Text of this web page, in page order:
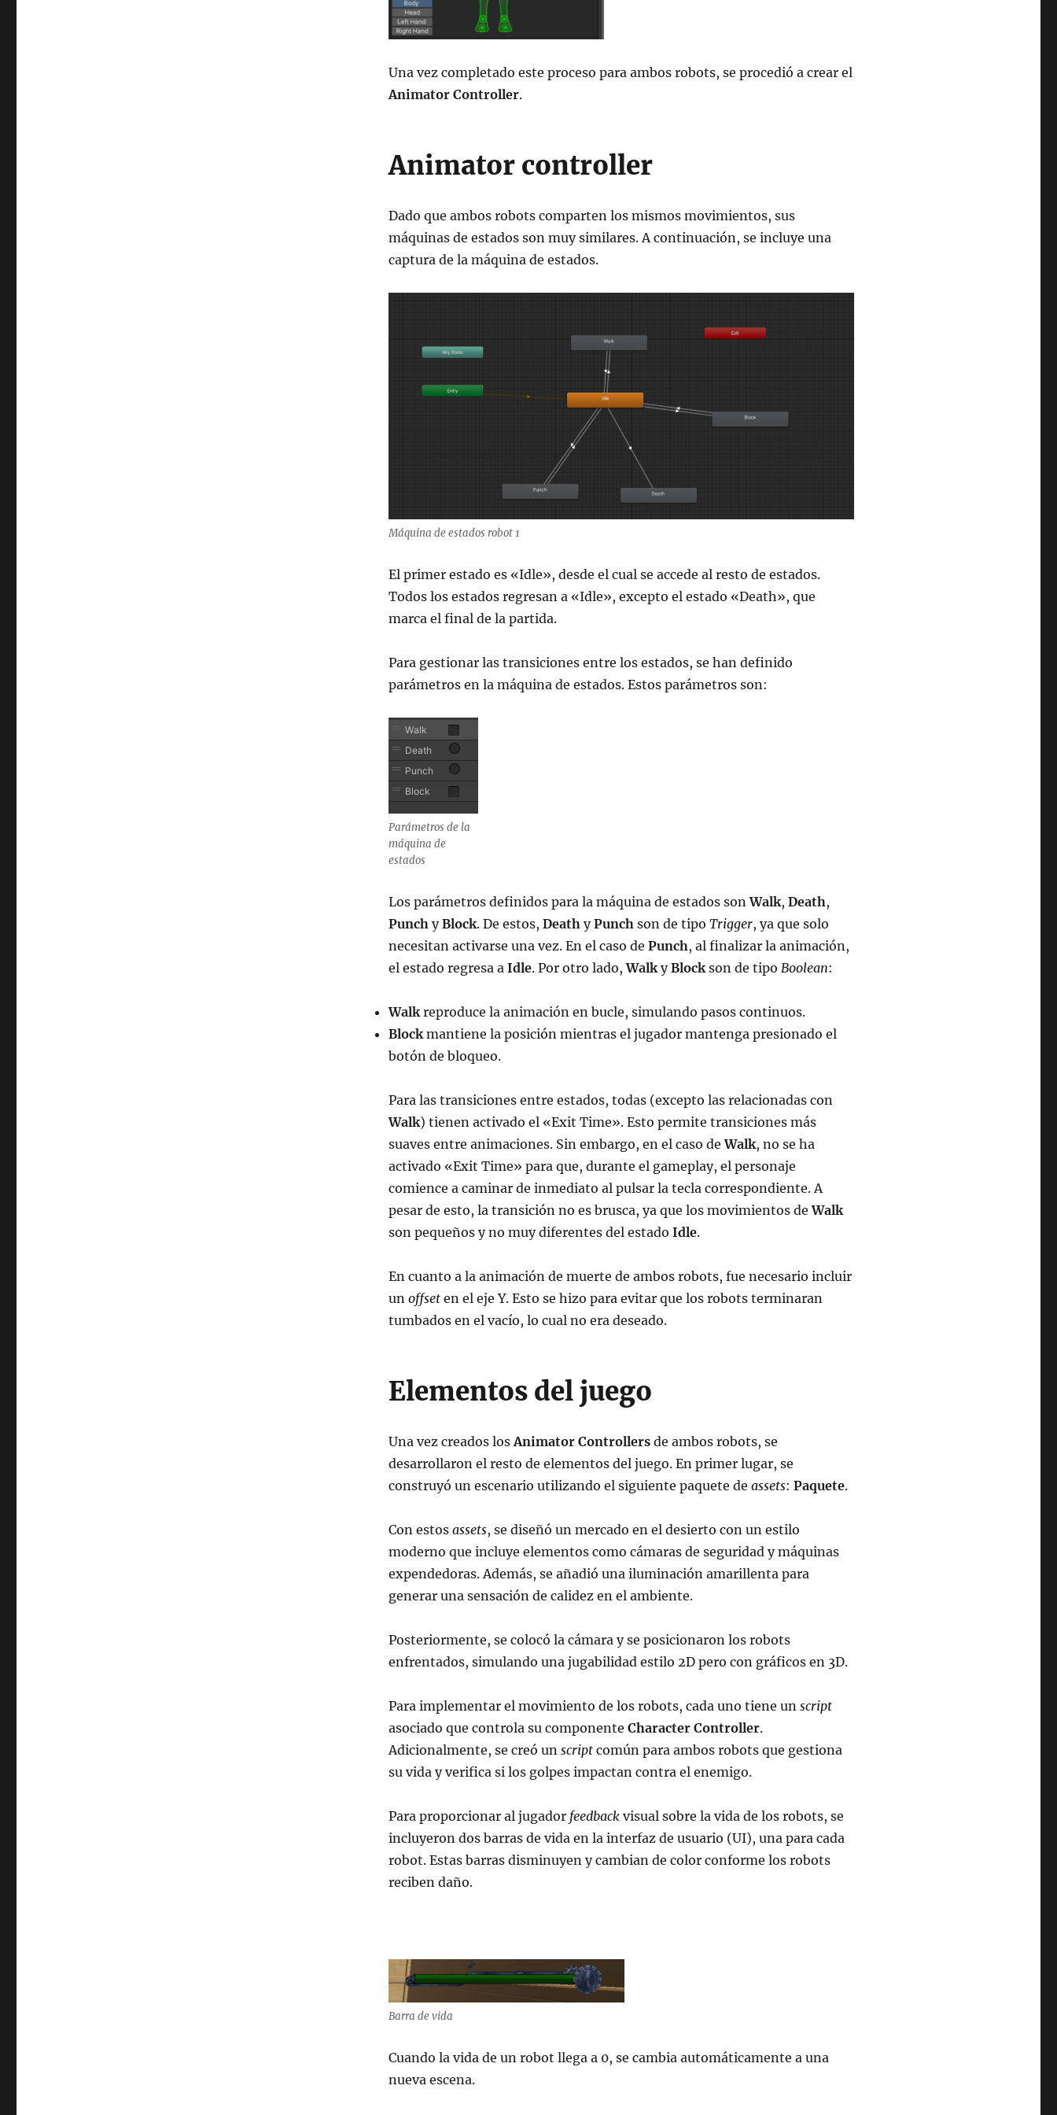
Una vez completado este proceso para ambos robots, se procedió a crear el
Animator Controller.
Animator controller
Dado que ambos robots comparten los mismos movimientos, sus
máquinas de estados son muy similares. A continuación, se incluye una
captura de la máquina de estados.
Máquina de estados robot 1
El primer estado es «Idle», desde el cual se accede al resto de estados.
Todos los estados regresan a «Idle», excepto el estado «Death», que
marca el final de la partida.
Para gestionar las transiciones entre los estados, se han definido
parámetros en la máquina de estados. Estos parámetros son:
Parámetros de la
máquina de
estados
Los parámetros definidos para la máquina de estados sonWalk,Death,
Punch yBlock. De estos,Death yPunch son de tipoTrigger, ya que solo
necesitan activarse una vez. En el caso dePunch, al finalizar la animación,
el estado regresa aIdle. Por otro lado,Walk yBlock son de tipo Boolean:
Walk reproduce la animación en bucle, simulando pasos continuos.
Block mantiene la posición mientras el jugador mantenga presionado el
botón de bloqueo.
Para las transiciones entre estados, todas (excepto las relacionadas con
Walk) tienen activado el «Exit Time». Esto permite transiciones más
suaves entre animaciones. Sin embargo, en el caso deWalk, no se ha
activado «Exit Time» para que, durante el gameplay, el personaje
comience a caminar de inmediato al pulsar la tecla correspondiente. A
pesar de esto, la transición no es brusca, ya que los movimientos deWalk
son pequeños y no muy diferentes del estadoIdle.
En cuanto a la animación de muerte de ambos robots, fue necesario incluir
unoffset en el eje Y. Esto se hizo para evitar que los robots terminaran
tumbados en el vacío, lo cual no era deseado.
Elementos del juego
Una vez creados losAnimator Controllers de ambos robots, se
desarrollaron el resto de elementos del juego. En primer lugar, se
construyó un escenario utilizando el siguiente paquete deassets:Paquete.
Con estosassets, se diseñó un mercado en el desierto con un estilo
moderno que incluye elementos como cámaras de seguridad y máquinas
expendedoras. Además, se añadió una iluminación amarillenta para
generar una sensación de calidez en el ambiente.
Posteriormente, se colocó la cámara y se posicionaron los robots
enfrentados, simulando una jugabilidad estilo 2D pero con gráficos en 3D.
Para implementar el movimiento de los robots, cada uno tiene unscript
asociado que controla su componenteCharacter Controller.
Adicionalmente, se creó unscript común para ambos robots que gestiona
su vida y verifica si los golpes impactan contra el enemigo.
Para proporcionar al jugador feedback visual sobre la vida de los robots, se
incluyeron dos barras de vida en la interfaz de usuario (UI), una para cada
robot. Estas barras disminuyen y cambian de color conforme los robots
reciben daño.
Barra de vida
Cuando la vida de un robot llega a 0, se cambia automáticamente a una
nueva escena.